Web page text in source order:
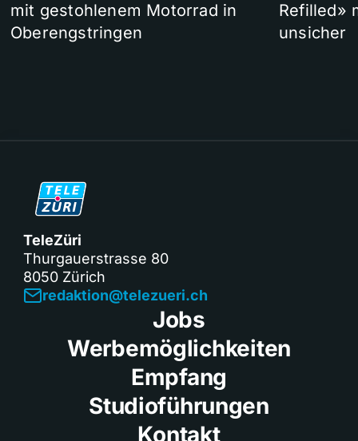
mit gestohlenem Motorrad in
Oberengstringen
Refilled»
unsicher
TeleZüri
Thurgauerstrasse 80
8050 Zürich
redaktion@telezueri.ch
Jobs
Werbemöglichkeiten
Empfang
Studioführungen
Kontakt